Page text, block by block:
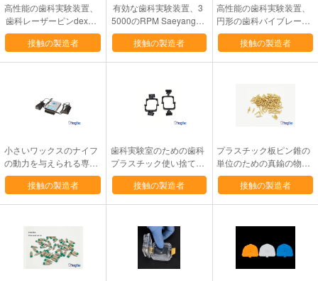
高性能の歯科実験装置、
歯科レーザーピンdexの
ピン錐機械
接触の製造者
有効な歯科実験装置、3
5000のRPM Saeyangの
マラソンの実験室のMirc
oモーター
接触の製造者
高性能の歯科実験装置、
円形の歯科バイブレータ
ー機械
接触の製造者
小さいワックスのナイフ
の動力を与えられる専門
の歯科装置プロダクト50
W
接触の製造者
歯科実験室のための歯科
プラスチック使い捨て可
能な発音が明瞭な人
接触の製造者
プラスチック板ピン錐の
単位のための真鍮の物質
的な歯科合せ釘ピン
接触の製造者